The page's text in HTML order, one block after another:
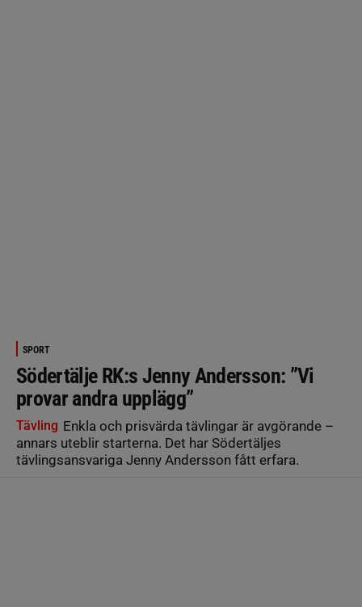
SPORT
Södertälje RK:s Jenny Andersson: ”Vi
provar andra upplägg”
Tävling Enkla och prisvärda tävlingar är avgörande –
annars uteblir starterna. Det har Södertäljes
tävlingsansvariga Jenny Andersson fått erfara.